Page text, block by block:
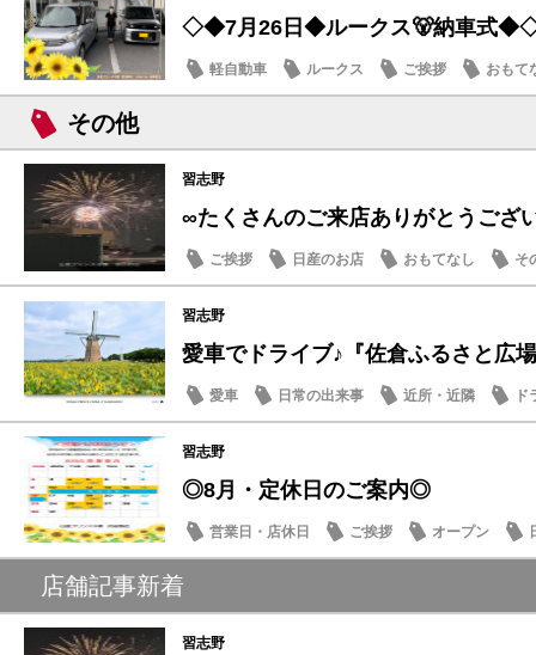
◇◆7月26日◆ルークス🐻納車式
軽自動車 ルークス ご挨拶 おもて
その他
習志野
∞たくさんのご来店ありがとうござ
ご挨拶 日産のお店 おもてなし そ
習志野
愛車でドライブ♪『佐倉ふるさと広
愛車 日常の出来事 近所・近隣
習志野
◎8月・定休日のご案内◎
営業日・店休日 ご挨拶 オープン
店舗記事新着
習志野